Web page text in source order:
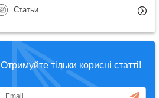
Статьи
Отримуйте тільки корисні статті!